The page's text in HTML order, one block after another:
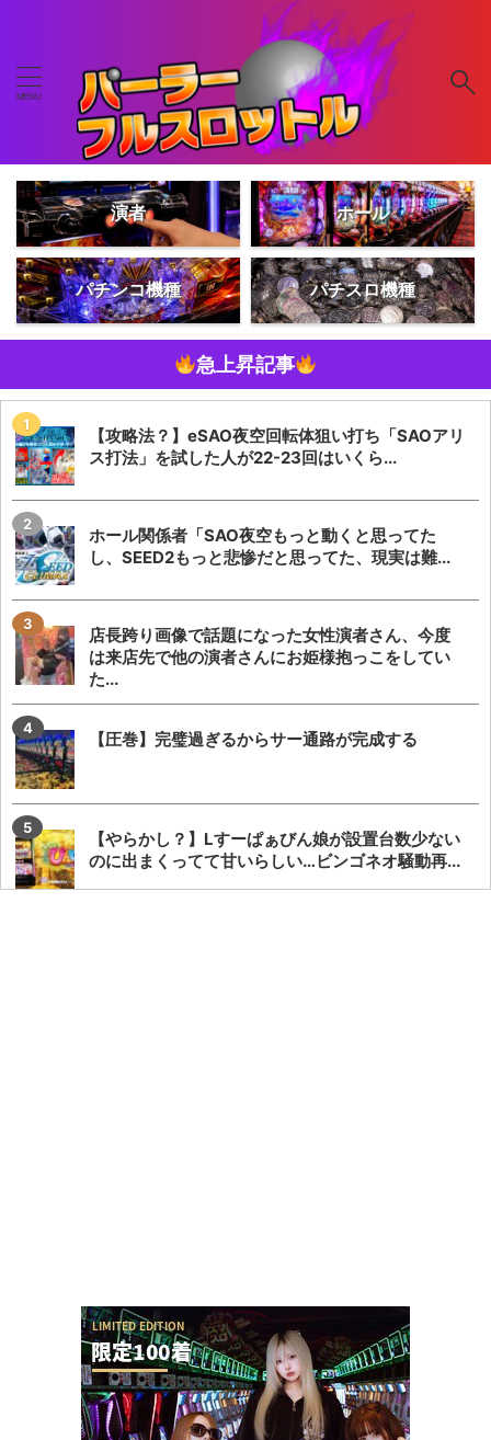
演者 ホール
パチンコ機種 パチスロ機種
急上昇記事
【攻略法？】eSAO夜空回転体狙い打ち「SAOアリ
ス打法」を試した人が22-23回はいくら...
ホール関係者「SAO夜空もっと動くと思ってた
し、SEED2もっと悲惨だと思ってた、現実は難...
店長跨り画像で話題になった女性演者さん、今度
は来店先で他の演者さんにお姫様抱っこをしてい
た...
【圧巻】完璧過ぎるからサー通路が完成する
【やらかし？】Lすーぱぁびん娘が設置台数少ない
のに出まくってて甘いらしい…ビンゴネオ騒動再...
ガンダムSEEDクライマックスのカラミティリーチ
からの全回転の流れが素晴らしすぎると話題に